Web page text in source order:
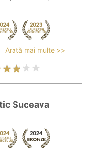
Arată mai multe >>
Suceava